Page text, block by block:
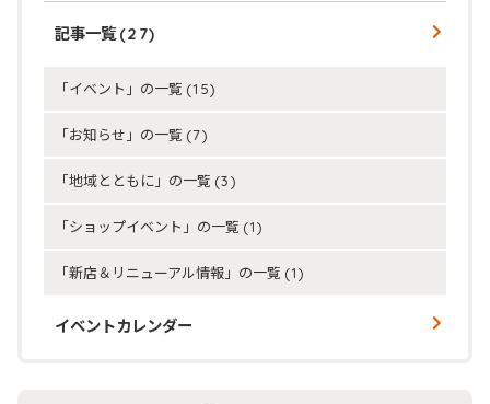
記事一覧(27)
「イベント」の一覧 (15)
「お知らせ」の一覧 (7)
「地域とともに」の一覧 (3)
「ショップイベント」の一覧 (1)
「新店＆リニューアル情報」の一覧 (1)
イベントカレンダー